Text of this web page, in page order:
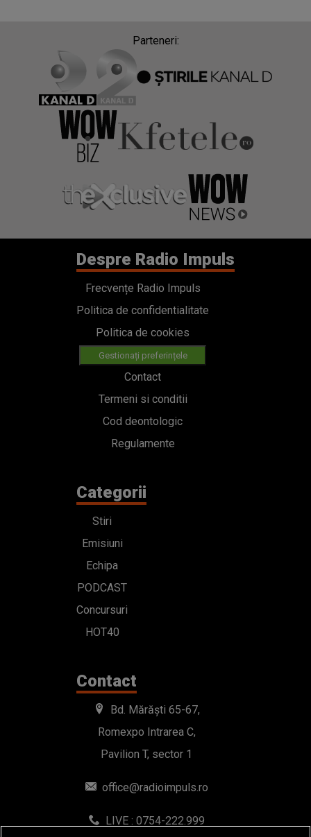
Parteneri:
Despre Radio Impuls
Frecvențe Radio Impuls
Politica de confidentialitate
Politica de cookies
Gestionați preferințele
Contact
Termeni si conditii
Cod deontologic
Regulamente
Categorii
Stiri
Emisiuni
Echipa
PODCAST
Concursuri
HOT40
Contact
Bd. Mărăști 65-67,
Romexpo Intrarea C,
Pavilion T, sector 1
office@radioimpuls.ro
LIVE : 0754-222.999